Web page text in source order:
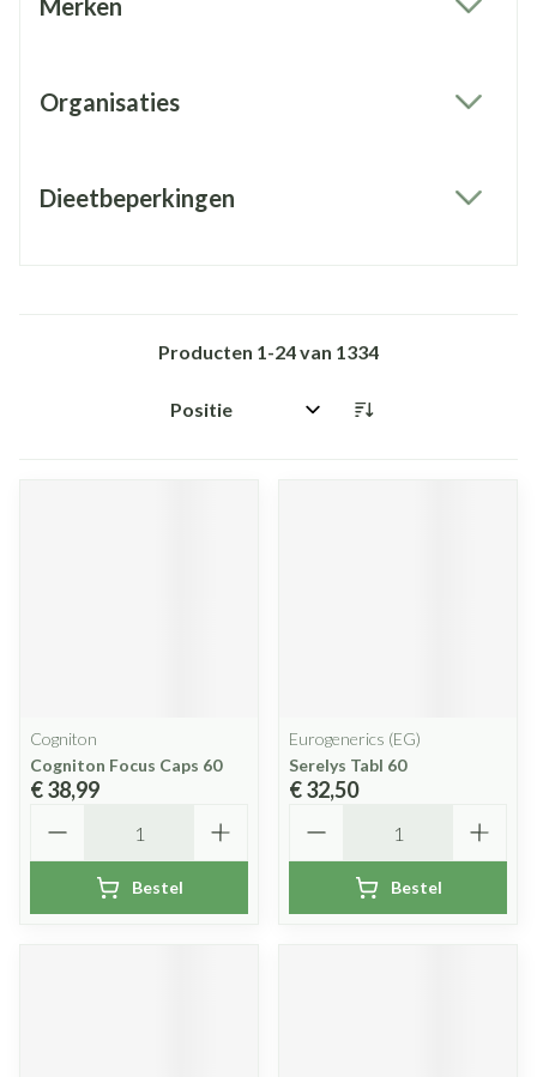
Merken
Organisaties
Dieetbeperkingen
Producten 1-24van 1334
Sorteer op:
Cogniton
Cogniton Focus Caps 60
€ 38,99
Bestel
Eurogenerics (EG)
Serelys Tabl 60
€ 32,50
Bestel